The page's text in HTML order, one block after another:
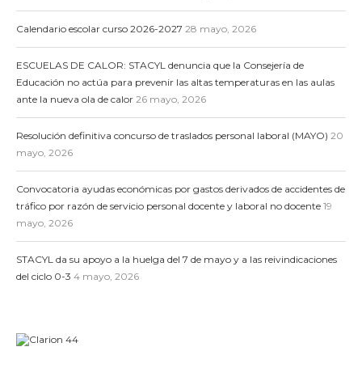
Calendario escolar curso 2026-2027 28 mayo, 2026
ESCUELAS DE CALOR: STACYL denuncia que la Consejería de
Educación no actúa para prevenir las altas temperaturas en las aulas
ante la nueva ola de calor 26 mayo, 2026
Resolución definitiva concurso de traslados personal laboral (MAYO) 20
mayo, 2026
Convocatoria ayudas económicas por gastos derivados de accidentes de
tráfico por razón de servicio personal docente y laboral no docente 19
mayo, 2026
STACYL da su apoyo a la huelga del 7 de mayo y a las reivindicaciones
del ciclo 0-3 4 mayo, 2026